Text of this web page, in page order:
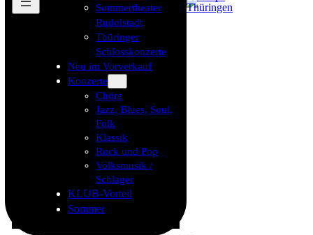
Sommertheater
Rudolstadt
Thüringer
Schlosskonzerte
Neu im Vorverkauf
Konzerte
Chöre
Jazz, Blues, Soul,
Folk
Klassik
Rock und Pop
Volksmusik /
Schlager
KLUB-Vorteil
Sommer